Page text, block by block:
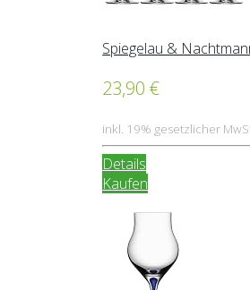
Spiegelau &
23,90 €
inkl. 19% gesetzlicher
Details
Kaufen